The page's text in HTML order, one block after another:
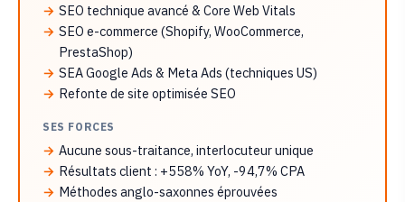
SEO technique avancé & Core Web Vitals
SEO e-commerce (Shopify, WooCommerce,
PrestaShop)
SEA Google Ads & Meta Ads (techniques US)
Refonte de site optimisée SEO
SES FORCES
Aucune sous-traitance, interlocuteur unique
Résultats client : +558% YoY, -94,7% CPA
Méthodes anglo-saxonnes éprouvées